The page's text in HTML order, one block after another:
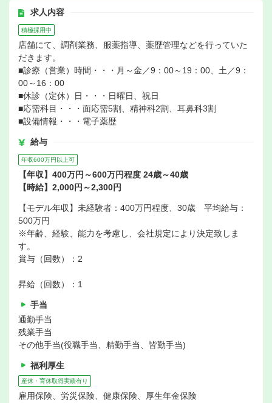
求人内容
積極採用中
店舗にて、調剤業務、服薬指導、薬歴管理などを行っていた
だきます。
■診療（営業）時間・・・月～金／9：00～19：00、土／9：
00～16：00
■休診（定休）日・・・日曜日、祝日
■応需科目・・・面応需5割、精神科2割、耳鼻科3割
■設備情報・・・電子薬歴
給与
年収600万円以上可
【年収】400万円～600万円程度 24歳～40歳
【時給】2,000円～2,300円
【モデル年収】未経験者：400万円程度、30歳 平均給与：
500万円
※年齢、経験、能力を考慮し、会社規定により決定致しま
す。
賞与（回数）：2
昇給（回数）：1
手当
通勤手当
残業手当
その他手当(役職手当、精勤手当、皆勤手当)
福利厚生
産休・育休取得実績有り
雇用保険、労災保険、健康保険、厚生年金保険